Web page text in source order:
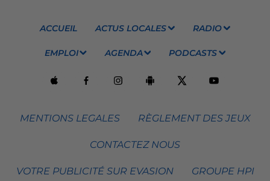
ACCUEIL ACTUS LOCALES RADIO
EMPLOI AGENDA PODCASTS
MENTIONS LEGALES RÈGLEMENT DES JEUX
CONTACTEZ NOUS
VOTRE PUBLICITÉ SUR EVASION GROUPE HPI